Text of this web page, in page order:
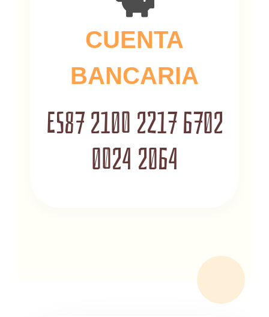
CUENTA
BANCARIA
ES87 2100 2217 6702
0024 2064